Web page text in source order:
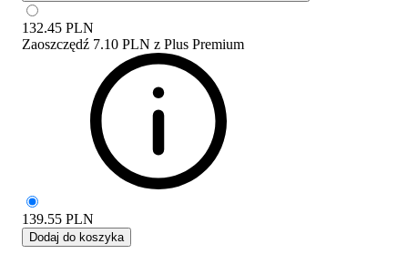
132.45 PLN
Zaoszczędź 7.10 PLN z Plus Premium
139.55 PLN
Dodaj do koszyka